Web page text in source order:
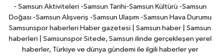
- Samsun Aktiviteleri -Samsun Tarihi-Samsun Kültürü -Samsun
Doğası -Samsun Alışveriş -Samsun Ulaşım -Samsun Hava Durumu
Samsunspor haberleri Haber gazetesi | Samsun haber | Samsun
haberleri | Samsunspor Sitede, Samsun ilinde gerçekleşen yerel
haberler, Türkiye ve dünya gündemi ile ilgili haberler yer